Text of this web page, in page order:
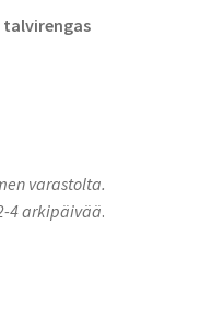
talvirengas
varastolta.
4 arkipäivää.